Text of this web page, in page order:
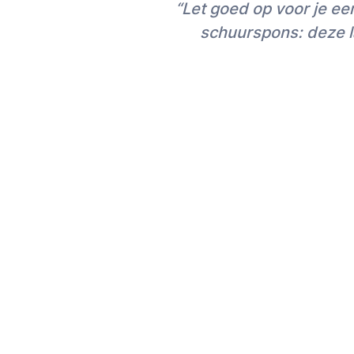
“Let goed op voor je
schuurspons: deze